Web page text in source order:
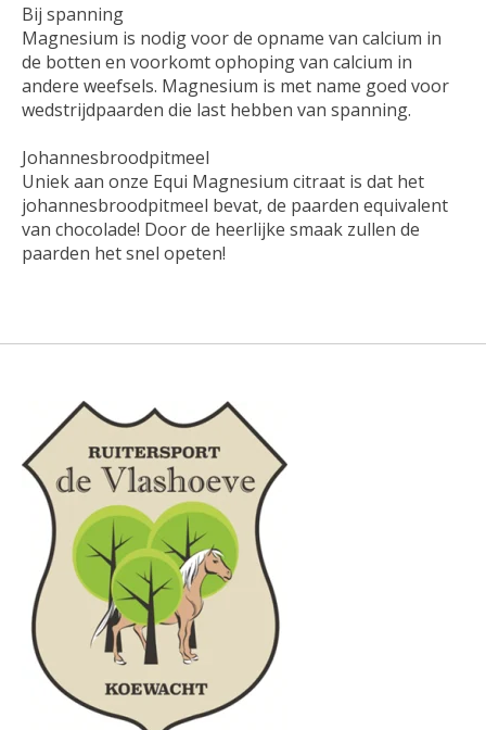
Bij spanning
Magnesium is nodig voor de opname van calcium in
de botten en voorkomt ophoping van calcium in
andere weefsels. Magnesium is met name goed voor
wedstrijdpaarden die last hebben van spanning.
Johannesbroodpitmeel
Uniek aan onze Equi Magnesium citraat is dat het
johannesbroodpitmeel bevat, de paarden equivalent
van chocolade! Door de heerlijke smaak zullen de
paarden het snel opeten!